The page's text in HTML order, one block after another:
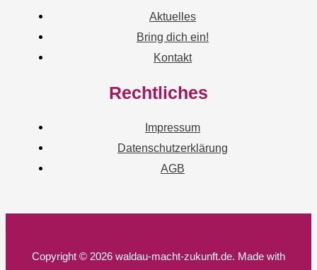
Aktuelles
Bring dich ein!
Kontakt
Rechtliches
Impressum
Datenschutzerklärung
AGB
Copyright © 2026 waldau-macht-zukunft.de. Made with